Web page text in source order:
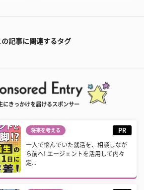
の記事に関連するタグ
にきっかけを届けるスポンサー
将来を考える PR
一人で悩んでいた就活を、相談しなが
ら前へ! エージェントを活用して内々
定...